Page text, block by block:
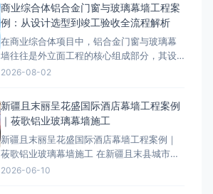
江区属于山地气候，温差较大，项目对玻璃
幕墙的抗风压、气密性、水密性等性能提出
了较高要求。设计阶段依据相
商业综合体铝合金门窗与玻璃幕墙工程案
例：从设计选型到竣工验收全流程解析
在商业综合体项目中，铝合金门窗与玻璃幕
墙往往是外立面工程的核心组成部分，其设
计选型、材料工艺和施工质量直接决定了建
从设计选型到竣工验收的全流程技术要点，
为同类工程提供参考。 一、项目概述与工程
背景 该项目位于城市核
2026-08-02
新疆且末丽呈花盛国际酒店幕墙工程案例
｜莜歌铝业玻璃幕墙施工
新疆且末丽呈花盛国际酒店幕墙工程案例｜
莜歌铝业玻璃幕墙施工 在新疆且末县城市升
级进程中，一座崭新的地标建筑——丽呈花
2026-06-10